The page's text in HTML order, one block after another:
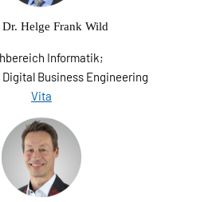
Helge Frank Wild
Informatik;
Business Engineering
Vita